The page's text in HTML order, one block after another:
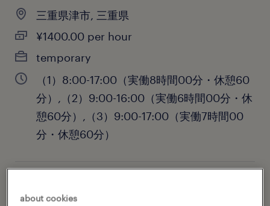
三重県津市, 三重県
¥1400.00 per hour
temporary
（1）8:00-17:00（実働8時間00分・休憩60
分）,（2）9:00-16:00（実働6時間00分・休
憩60分）,（3）9:00-17:00（実働7時間00
分・休憩60分）
about cookies